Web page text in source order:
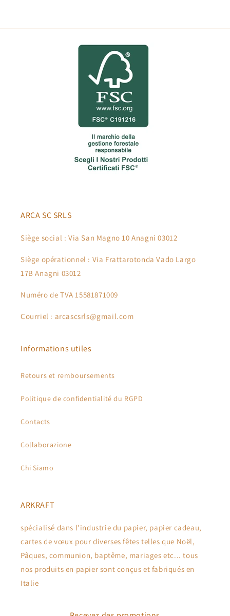
ARCA SC SRLS
Siège social : Via San Magno 10 Anagni 03012
Siège opérationnel : Via Frattarotonda Vado Largo
17B Anagni 03012
Numéro de TVA 15581871009
Courriel : arcascsrls@gmail.com
Informations utiles
Retours et remboursements
Politique de confidentialité du RGPD
Contacts
Collaborazione
Chi Siamo
ARKRAFT
spécialisé dans l'industrie du papier, papier cadeau,
cartes de vœux pour diverses fêtes telles que Noël,
Pâques, communion, baptême, mariages etc... tous
nos produits en papier sont conçus et fabriqués en
Italie